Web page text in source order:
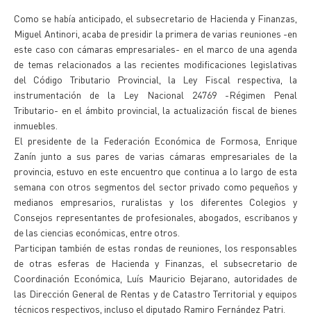
Como se había anticipado, el subsecretario de Hacienda y Finanzas,
Miguel Antinori, acaba de presidir la primera de varias reuniones -en
este caso con cámaras empresariales- en el marco de una agenda
de temas relacionados a las recientes modificaciones legislativas
del Código Tributario Provincial, la Ley Fiscal respectiva, la
instrumentación de la Ley Nacional 24769 -Régimen Penal
Tributario- en el ámbito provincial, la actualización fiscal de bienes
inmuebles.
El presidente de la Federación Económica de Formosa, Enrique
Zanín junto a sus pares de varias cámaras empresariales de la
provincia, estuvo en este encuentro que continua a lo largo de esta
semana con otros segmentos del sector privado como pequeños y
medianos empresarios, ruralistas y los diferentes Colegios y
Consejos representantes de profesionales, abogados, escribanos y
de las ciencias económicas, entre otros.
Participan también de estas rondas de reuniones, los responsables
de otras esferas de Hacienda y Finanzas, el subsecretario de
Coordinación Económica, Luís Mauricio Bejarano, autoridades de
las Dirección General de Rentas y de Catastro Territorial y equipos
técnicos respectivos, incluso el diputado Ramiro Fernández Patri.